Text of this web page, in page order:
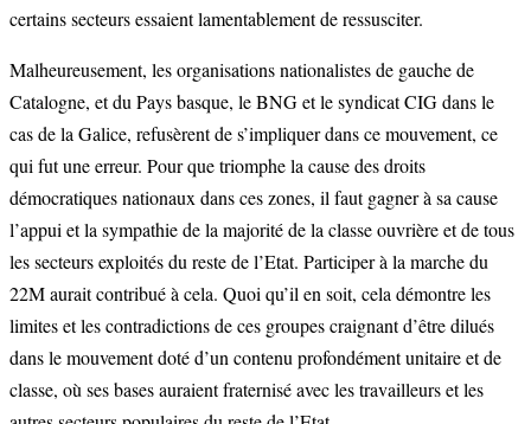
certains secteurs essaient lamentablement de ressusciter.
Malheureusement, les organisations nationalistes de gauche de
Catalogne, et du Pays basque, le BNG et le syndicat CIG dans le
cas de la Galice, refusèrent de s’impliquer dans ce mouvement, ce
qui fut une erreur. Pour que triomphe la cause des droits
démocratiques nationaux dans ces zones, il faut gagner à sa cause
l’appui et la sympathie de la majorité de la classe ouvrière et de tous
les secteurs exploités du reste de l’Etat. Participer à la marche du
22M aurait contribué à cela. Quoi qu’il en soit, cela démontre les
limites et les contradictions de ces groupes craignant d’être dilués
dans le mouvement doté d’un contenu profondément unitaire et de
classe, où ses bases auraient fraternisé avec les travailleurs et les